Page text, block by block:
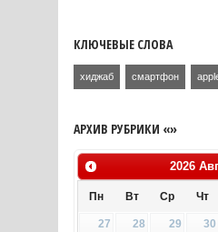
КЛЮЧЕВЫЕ СЛОВА
хиджаб смартфон
АРХИВ РУБРИКИ «»
2026
Пн Вт Ср Чт
27 28 29 30